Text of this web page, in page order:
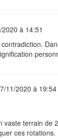
à 14:51
11/2020 à 19:54
vaste terrain de
ces rotations.